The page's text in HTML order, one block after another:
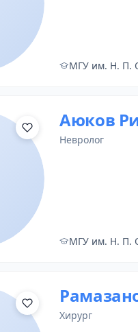
МГУ им. Н. П.
Аюков
невролог
МГУ им. Н. П.
хирург